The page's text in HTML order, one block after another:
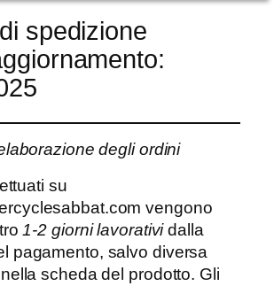
spedizione
degli ordini
su
vengono
1-2 giorni lavoratividalla
pagamento, salvo diversa
scheda del prodotto. Gli